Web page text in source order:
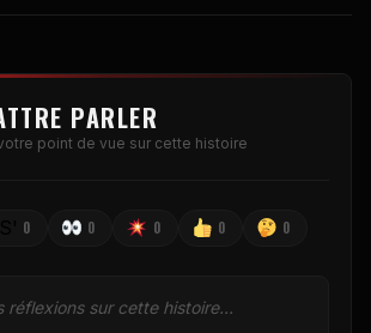
PARLER
point de vue sur cette histoire
0 0 0 0 0